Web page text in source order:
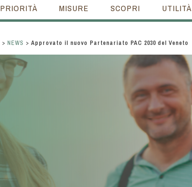
PRIORITÀ MISURE SCOPRI UTILITÀ
> NEWS > Approvato il nuovo Partenariato PAC 2030 del Veneto